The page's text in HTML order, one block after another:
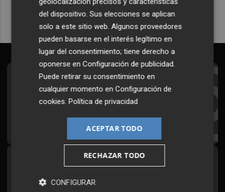
Suscríbete al Boletín
Todos los días a primera hora en tu email
Síguenos en redes
Plaza Podcast, desde cualquier medio
del dispositivo. Sus elecciones se aplican
solo a este sitio web. Algunos proveedores
pueden basarse en el interés legítimo en
lugar del consentimiento; tiene derecho a
oponerse enConfiguración de publicidad.
Puede retirar su consentimiento en
cualquier momento enConfiguración de
cookies.Política de privacidad
ACEPTAR TODO
RECHAZAR TODO
CONFIGURAR